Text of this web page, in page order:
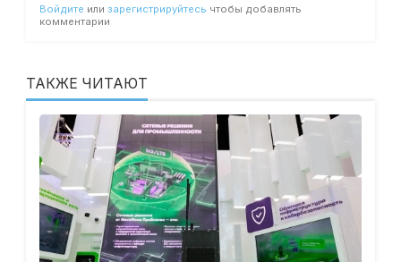
Войдите или зарегистрируйтесь чтобы добавлять
комментарии
ТАКЖЕ ЧИТАЮТ